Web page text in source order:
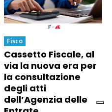
Fisco
Cassetto Fiscale, al
via la nuova era per
la consultazione
degli atti
dell’Agenzia delle